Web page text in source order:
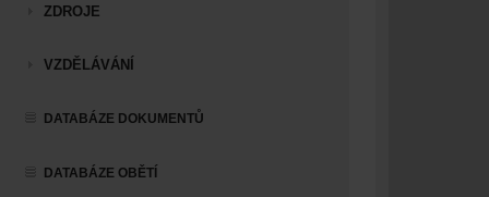
ZDROJE
VZDĚLÁVÁNÍ
DATABÁZE DOKUMENTŮ
DATABÁZE OBĚTÍ